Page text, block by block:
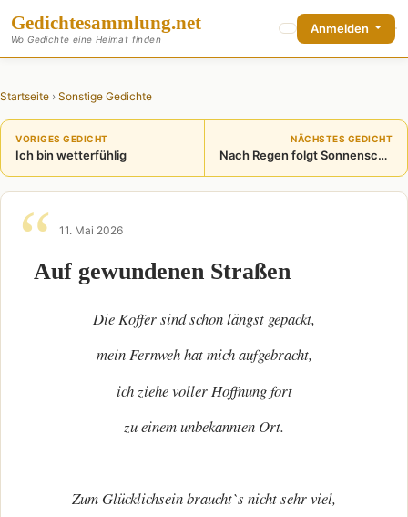
Gedichtesammlung.net
Wo Gedichte eine Heimat finden
Anmelden
Startseite › Sonstige Gedichte
VORIGES GEDICHT
Ich bin wetterfühlig
NÄCHSTES GEDICHT
Nach Regen folgt Sonnenschein
11. Mai 2026
Auf gewundenen Straßen
Die Koffer sind schon längst gepackt,
mein Fernweh hat mich aufgebracht,
ich ziehe voller Hoffnung fort
zu einem unbekannten Ort.
Zum Glücklichsein braucht`s nicht sehr viel,